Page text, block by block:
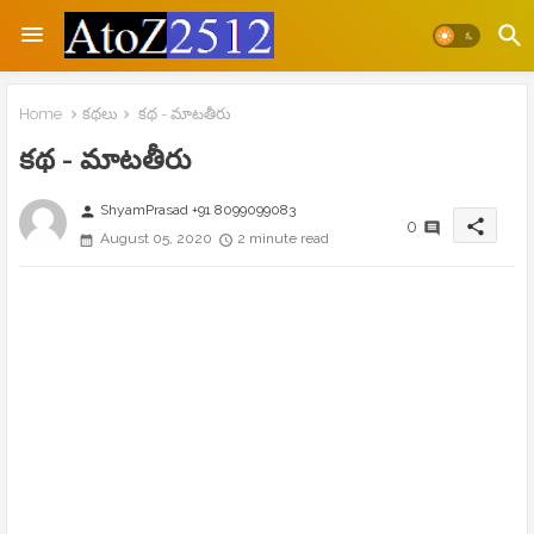
Home కథలు కథ - మాటతీరు
కథ - మాటతీరు
person ShyamPrasad +91 8099099083
August 05, 2020
2 minute read
0 share